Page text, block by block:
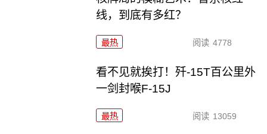
线，到底有多红？
最热 阅读 4778
看不见就挨打！歼-15T百公里外
一剑封喉F-15J
最热 阅读 13059